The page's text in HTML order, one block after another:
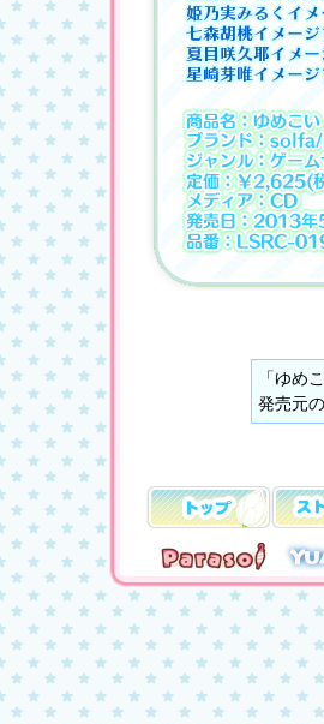
「ゆめ
発売元